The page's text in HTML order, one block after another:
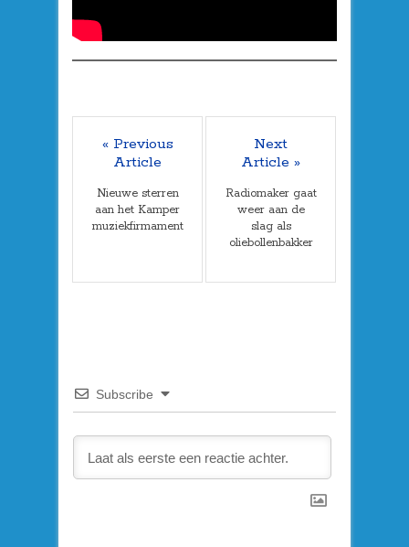
« Previous
Article
Nieuwe sterren
aan het Kamper
muziekfirmament
Next
Article »
Radiomaker gaat
weer aan de
slag als
oliebollenbakker
Subscribe